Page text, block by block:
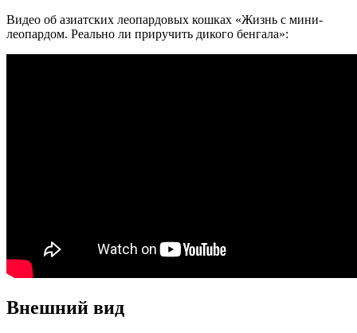
Видео об азиатских леопардовых кошках «Жизнь с мини-
леопардом. Реально ли приручить дикого бенгала»:
Внешний вид